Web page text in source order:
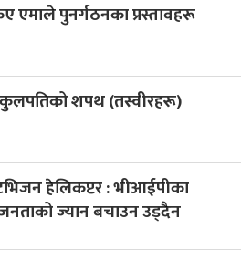
एमाले पुनर्गठनका प्रस्तावहरू
कुलपतिको शपथ (तस्वीरहरू)
हेलिकप्टर : भीआईपीका
ज्यान बचाउन उड्दैन